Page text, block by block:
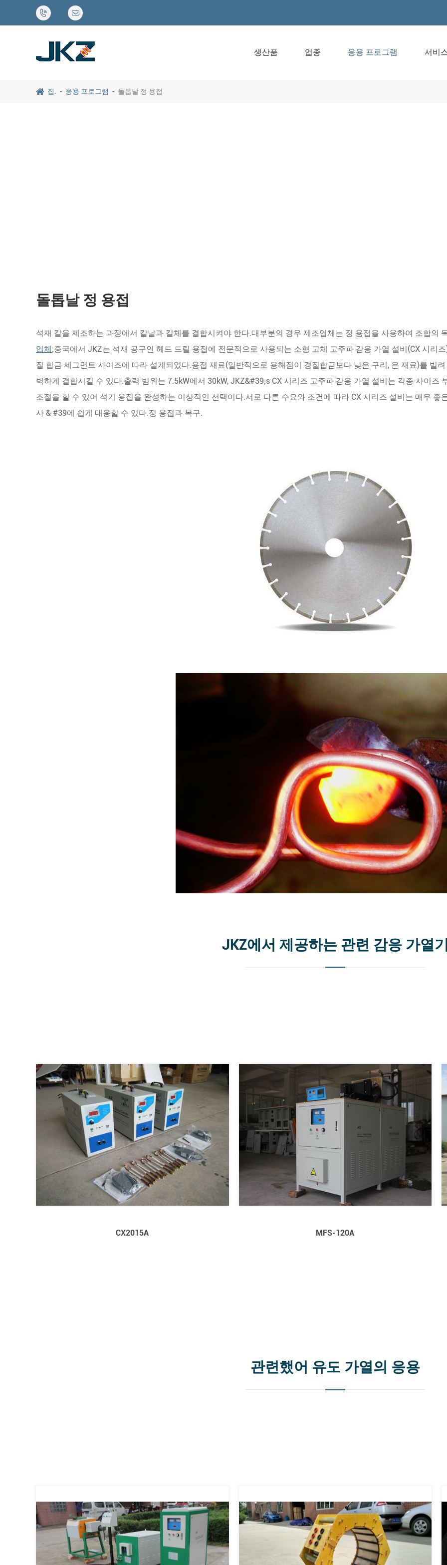
 
생산품 업종 응용 프로그램 서비
집. 응용 프로그램 돌톱날 정 용접
돌톱날 정 용접
석재 칼을 제조하는 과정에서 칼날과 칼체를 결합시켜야 한다.대부분의 경우 제조업체는 정 용접을 사용하여 조합의
업체;중국에서 JKZ는 석재 공구인 헤드 드릴 용접에 전문적으로 사용되는 소형 고체 고주파 감응 가열 설비(CX 시리
질 합금 세그먼트 사이즈에 따라 설계되었다.용접 재료(일반적으로 용해점이 경질합금보다 낮은 구리, 은 재료)를 빌
벽하게 결합시킬 수 있다.출력 범위는 7.5kW에서 30kW, JKZ&#39;s CX 시리즈 고주파 감응 가열 설비는 각종 사이즈
조절을 할 수 있어 석기 용접을 완성하는 이상적인 선택이다.서로 다른 수요와 조건에 따라 CX 시리즈 설비는 매우
사 & #39에 쉽게 대응할 수 있다.정 용접과 복구.
JKZ에서 제공하는 관련 감응 가열
CX2015A MFS-120A
관련했어 유도 가열의 응용